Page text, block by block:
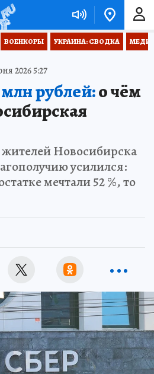
ВОЕНКОРЫ УКРАИНА: СВОДКА
2026 5:27
рублей:о чём
Новосибирска
усилился:
мечтали 52 %, то